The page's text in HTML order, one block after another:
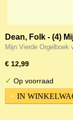
Dean, Folk - (4)
Mijn Vierde
€ 12,99
✓ Op voorraad
IN